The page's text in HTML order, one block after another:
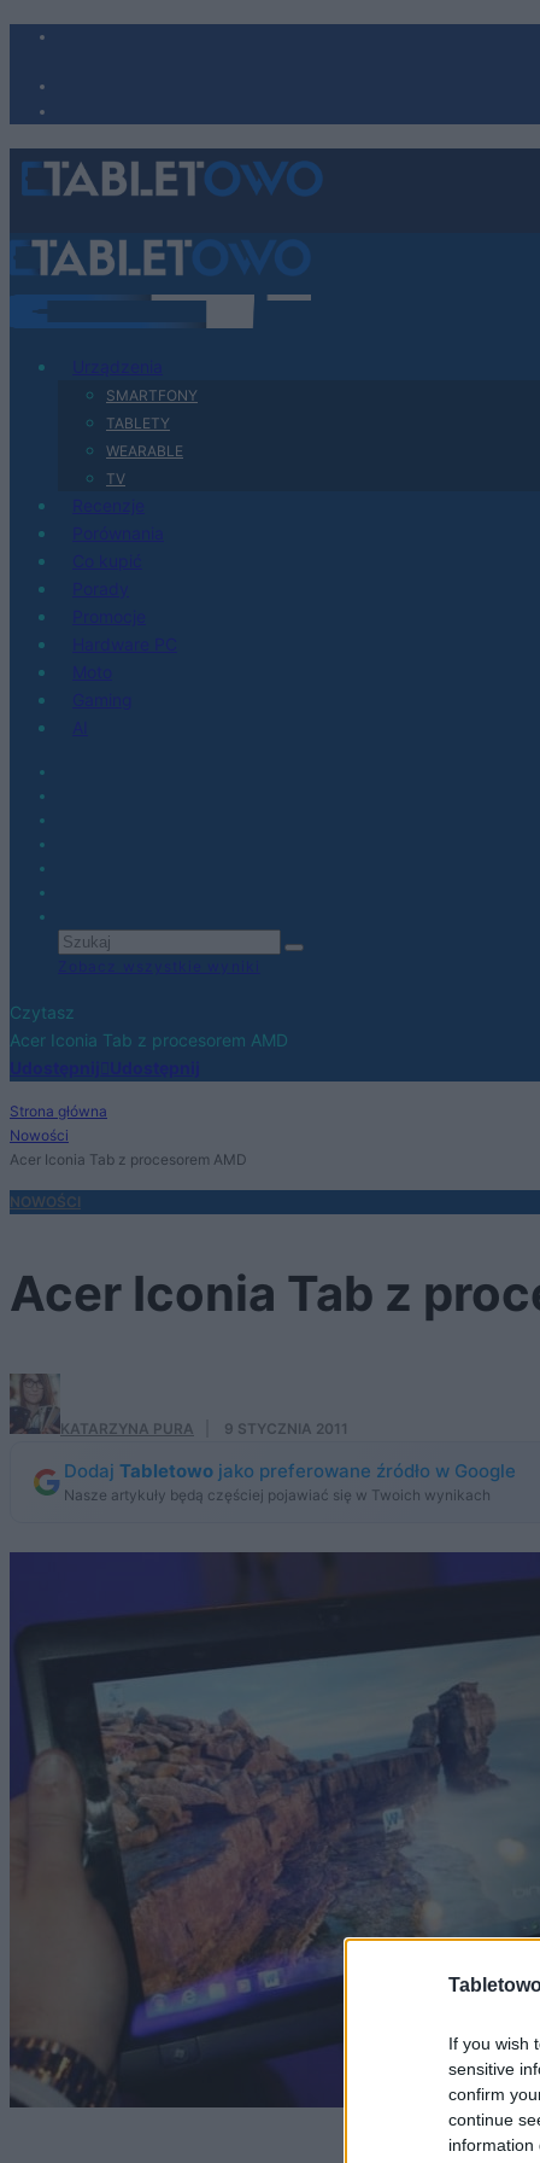
If you wish
sensitive
confirm
continue
information
SMARTFONY
TABLETY
WEARABLE
TV
Czytasz
Acer Iconia Tab z procesorem AMD
Strona główna
Nowości
Acer Iconia Tab z procesorem AMD
NOWOŚCI
Acer Iconia Tab z
KATARZYNA PURA 9 STYCZNIA 2011
Dodaj Tabletowo jako preferowane źródło w Google
Nasze artykuły będą częściej pojawiać się w Twoich wynikach